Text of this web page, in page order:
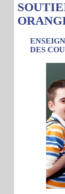
DES